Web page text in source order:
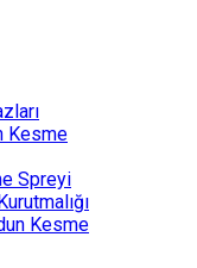
Kesme
Spreyi
Kesme